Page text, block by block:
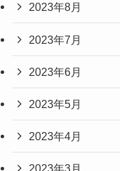
2023年8月
2023年7月
2023年6月
2023年5月
2023年4月
2023年3月